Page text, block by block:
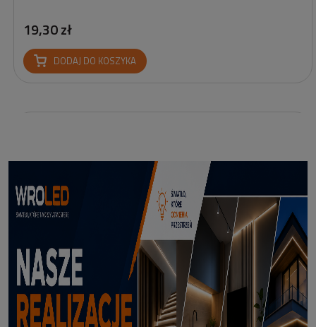
19,30 zł
DODAJ DO KOSZYKA
Profil led podtynkowy GK18-3 czarny 3m